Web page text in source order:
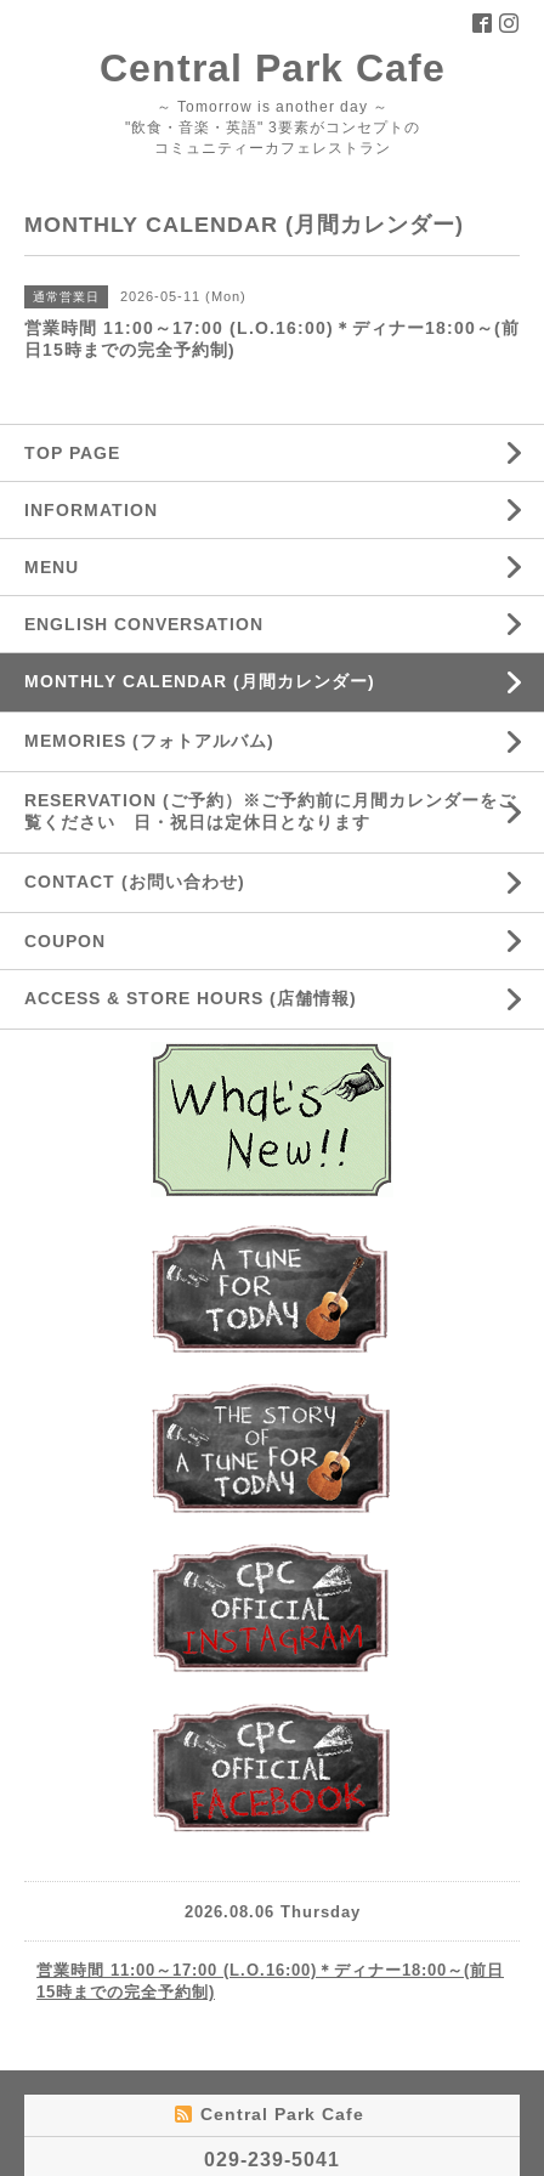
Central Park Cafe
～ Tomorrow is another day ～
"飲食・音楽・英語" 3要素がコンセプトの
コミュニティーカフェレストラン
MONTHLY CALENDAR (月間カレンダー)
通常営業日 2026-05-11 (Mon)
営業時間 11:00～17:00 (L.O.16:00)＊ディナー18:00～(前
日15時までの完全予約制)
TOP PAGE
INFORMATION
MENU
ENGLISH CONVERSATION
MONTHLY CALENDAR (月間カレンダー)
MEMORIES (フォトアルバム)
RESERVATION (ご予約）※ご予約前に月間カレンダーをご
覧ください 日・祝日は定休日となります
CONTACT (お問い合わせ)
COUPON
ACCESS & STORE HOURS (店舗情報)
2026.08.06 Thursday
営業時間 11:00～17:00 (L.O.16:00)＊ディナー18:00～(前日
15時までの完全予約制)
Central Park Cafe
029-239-5041